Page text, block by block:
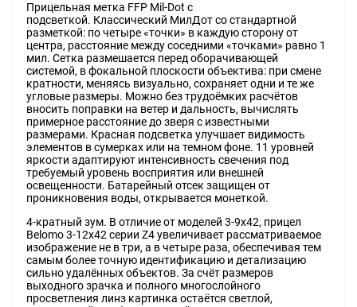
Прицельная метка FFP Mil-Dot с
подсветкой. Классический МилДот со стандартной
разметкой: по четыре «точки» в каждую сторону от
центра, расстояние между соседними «точками» равно 1
мил. Сетка размешается перед оборачивающей
системой, в фокальной плоскости объектива: при смене
кратности, меняясь визуально, сохраняет одни и те же
угловые размеры. Можно без трудоёмких расчётов
вносить поправки на ветер и дальность, вычислять
примерное расстояние до зверя с известными
размерами. Красная подсветка улучшает видимость
элементов в сумерках или на темном фоне. 11 уровней
яркости адаптируют интенсивность свечения под
требуемый уровень восприятия или внешней
освещенности. Батарейный отсек защищен от
проникновения воды, открывается монеткой.
4-кратный зум. В отличие от моделей 3-9x42, прицел
Belomo 3-12x42 серии Z4 увеличивает рассматриваемое
изображение не в три, а в четыре раза, обеспечивая тем
самым более точную идентификацию и детализацию
сильно удалённых объектов. За счёт размеров
выходного зрачка и полного многослойного
просветления линз картинка остаётся светлой,